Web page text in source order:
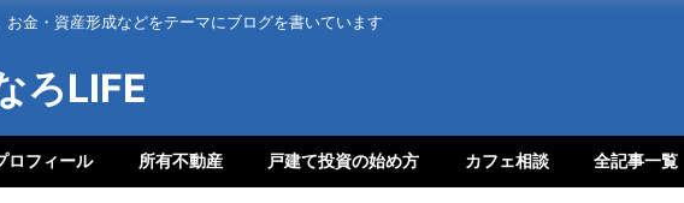
お金・資産形成などをテーマにブログを書いています
ろLIFE
ロフィール 所有不動産 戸建て投資の始め方 カフェ相談 全記事一覧